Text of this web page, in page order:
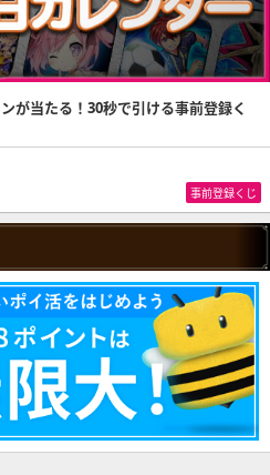
が当たる！30秒で引ける事前登録く
事前登録くじ